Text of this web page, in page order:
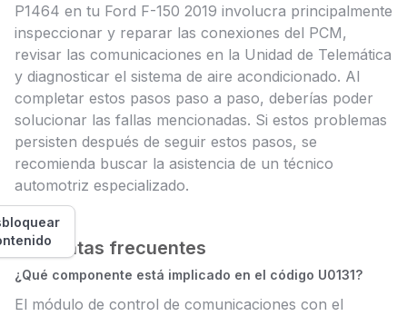
P1464 en tu Ford F-150 2019 involucra principalmente
inspeccionar y reparar las conexiones del PCM,
revisar las comunicaciones en la Unidad de Telemática
y diagnosticar el sistema de aire acondicionado. Al
completar estos pasos paso a paso, deberías poder
solucionar las fallas mencionadas. Si estos problemas
persisten después de seguir estos pasos, se
recomienda buscar la asistencia de un técnico
automotriz especializado.
Preguntas frecuentes
¿Qué componente está implicado en el código U0131?
El módulo de control de comunicaciones con el